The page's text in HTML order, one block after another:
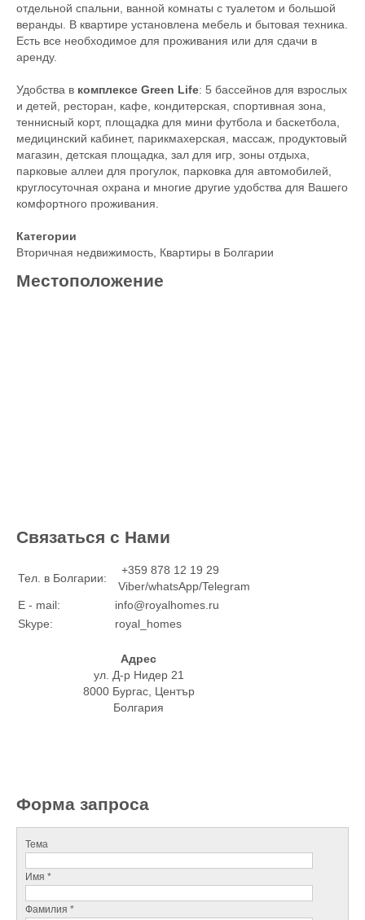
отдельной спальни, ванной комнаты с туалетом и большой
веранды. В квартире установлена мебель и бытовая техника.
Есть все необходимое для проживания или для сдачи в
аренду.
Удобства в комплексе Green Life: 5 бассейнов для взрослых
и детей, ресторан, кафе, кондитерская, спортивная зона,
теннисный корт, площадка для мини футбола и баскетбола,
медицинский кабинет, парикмахерская, массаж, продуктовый
магазин, детская площадка, зал для игр, зоны отдыха,
парковые аллеи для прогулок, парковка для автомобилей,
круглосуточная охрана и многие другие удобства для Вашего
комфортного проживания.
Категории
Вторичная недвижимость, Квартиры в Болгарии
Местоположение
Связаться с Нами
Тел. в Болгарии:
+359 878 12 19 29
Viber/whatsApp/Telegram
E - mail:
info@royalhomes.ru
Skype:
royal_homes
Адрес
ул. Д-р Нидер 21
8000 Бургас, Център
Болгария
Форма запроса
Тема
Имя *
Фамилия *